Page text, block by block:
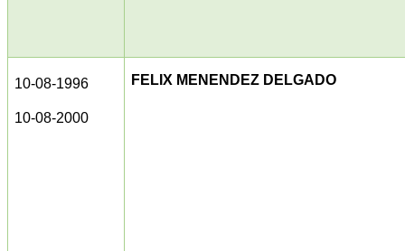
10-08-1996
10-08-2000
FELIX MENENDEZ DELGADO